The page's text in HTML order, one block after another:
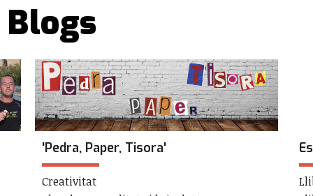
Blogs
'Pedra, Paper, Tisora'
Creativitat